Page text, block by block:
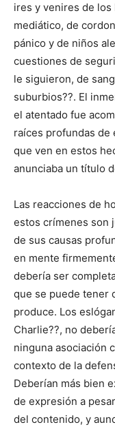
ires y venires de
mediático, de
pánico y de niños
cuestiones de
le siguieron, de
suburbios??. El
el atentado fue
raíces profundas de
que ven en estos
anunciaba un título
Las reacciones de
estos crímenes son
de sus causas
en mente
debería ser
que se puede tener
produce. Los
Charlie??, no
ninguna asociación
contexto de la
Deberían más bien
de expresión a
del contenido, y